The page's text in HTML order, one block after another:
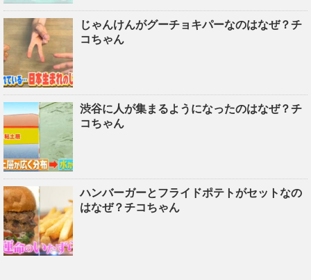
じゃんけんがグーチョキパーなのはなぜ？チ
コちゃん
渋谷に人が集まるようになったのはなぜ？チ
コちゃん
ハンバーガーとフライドポテトがセットなの
はなぜ？チコちゃん